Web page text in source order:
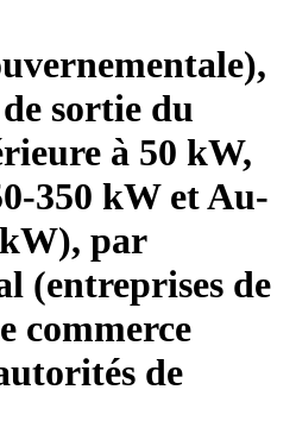
sortie du
à 50 kW,
350 kW et Au-
kW), par
(entreprises de
commerce
de